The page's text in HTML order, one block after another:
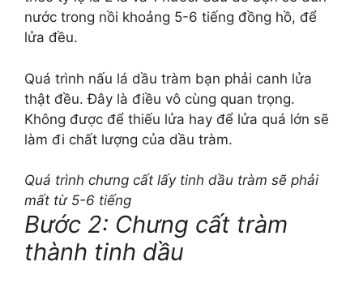
nước trong nồi khoảng 5-6 tiếng đồng hồ, để
lửa đều.
Quá trình nấu lá dầu tràm bạn phải canh lửa
thật đều. Đây là điều vô cùng quan trọng.
Không được để thiếu lửa hay để lửa quá lớn sẽ
làm đi chất lượng của dầu tràm.
Quá trình chưng cất lấy tinh dầu tràm sẽ phải
mất từ 5-6 tiếng
Bước 2: Chưng cất tràm
thành tinh dầu